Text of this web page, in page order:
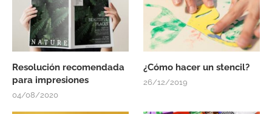
Resolución recomendada
para impresiones
04/08/2020
¿Cómo hacer un stencil?
26/12/2019